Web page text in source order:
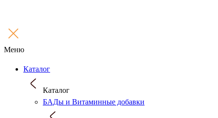
Меню
Каталог
Каталог
БАДы и Витаминные добавки